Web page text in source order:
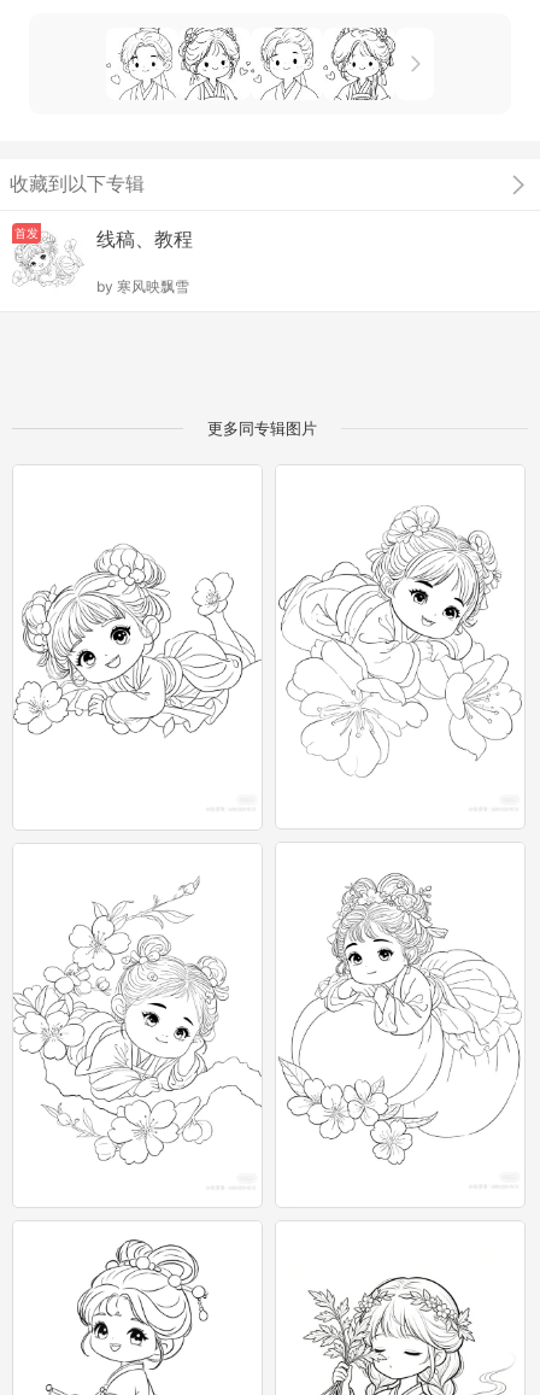
收藏到以下专辑
首发 线稿、教程
by 寒风映飘雪
更多同专辑图片
古风
古风
古风 古风